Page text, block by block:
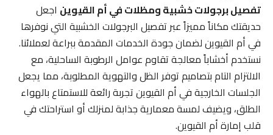
تفصيل برجولات خشبية ومظلات في أم القيويناجعل
حديقتك مكاناً مميزاً عبر تفصيل البرجولات الخشبية التي نوفرها
في أم القيوين لضمان جودة الخدمات المقدمة ببراعة لعملائنا.
نستخدم أخشاباً معالجة تقاوم عوامل الرطوبة الساحلية، مع
الالتزام التام بتصاميم توفر الظل والتهوية المطلوبة، مما يجعل
الجلسات الخارجية في أم القيوين تجربة رائعة للاستمتاع بالهواء
الطلق، ويضيف لمسة معمارية جذابة لمنزلك أو استراحتك في
قلب إمارة أم القيوين.